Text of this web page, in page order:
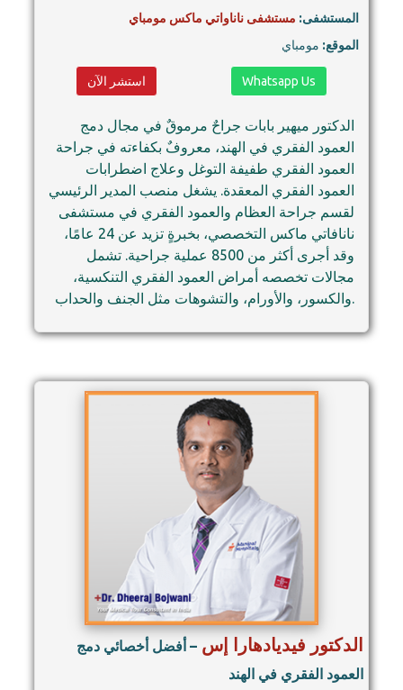
المستشفى: مستشفى ناناواتي ماكس مومباي
الموقع: مومباي
استشر الآن Whatsapp Us
الدكتور ميهير بابات جراحٌ مرموقٌ في مجال دمج
العمود الفقري في الهند، معروفٌ بكفاءته في جراحة
العمود الفقري طفيفة التوغل وعلاج اضطرابات
العمود الفقري المعقدة. يشغل منصب المدير الرئيسي
لقسم جراحة العظام والعمود الفقري في مستشفى
نانافاتي ماكس التخصصي، بخبرةٍ تزيد عن 24 عامًا،
وقد أجرى أكثر من 8500 عملية جراحية. تشمل
مجالات تخصصه أمراض العمود الفقري التنكسية،
والكسور، والأورام، والتشوهات مثل الجنف والحداب.
الدكتور فيديادهارا إس – أفضل أخصائي دمج
العمود الفقري في الهند